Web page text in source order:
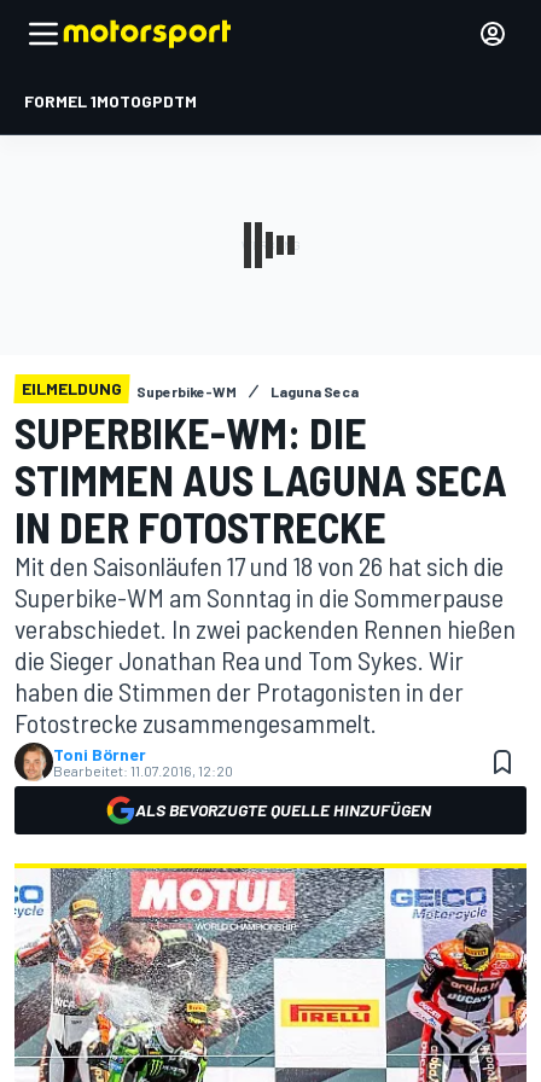
FORMEL 1MOTOGPDTM
EILMELDUNG Superbike-WM Laguna Seca
SUPERBIKE-WM: DIE
STIMMEN AUS LAGUNA SECA
IN DER FOTOSTRECKE
Mit den Saisonläufen 17 und 18 von 26 hat sich die
Superbike-WM am Sonntag in die Sommerpause
verabschiedet. In zwei packenden Rennen hießen
die Sieger Jonathan Rea und Tom Sykes. Wir
haben die Stimmen der Protagonisten in der
Fotostrecke zusammengesammelt.
Toni Börner
Bearbeitet: 11.07.2016, 12:20
ALS BEVORZUGTE QUELLE HINZUFÜGEN